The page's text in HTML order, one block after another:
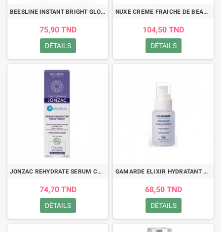
BEESLINE INSTANT BRIGHT GLOW SERUM 30ML
75,90 TND
DÉTAILS
NUXE CREME FRAICHE DE BEAUTE SERUM 30ML
104,50 TND
DÉTAILS
JONZAC REHYDRATE SERUM CONCENTRE DESALTERANT 30ML
74,70 TND
DÉTAILS
GAMARDE ELIXIR HYDRATANT 30ML
68,50 TND
DÉTAILS